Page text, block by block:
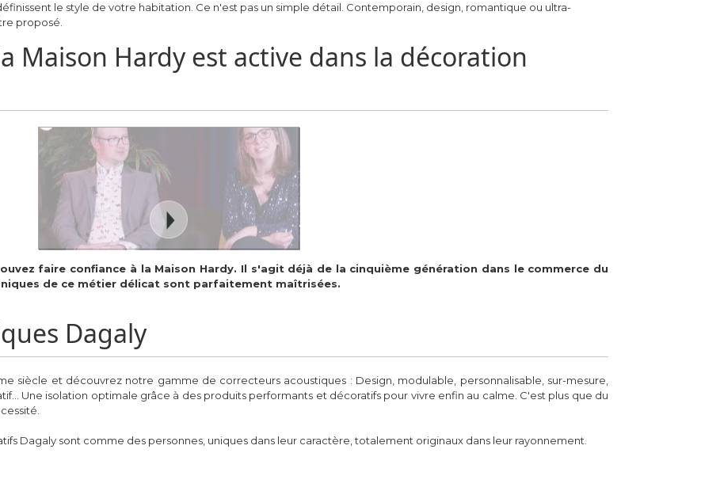
le style de votre habitation. Ce n'est pas un simple détail. Contemporain, design, romantique ou ultra-
proposé.
Maison Hardy est active dans la décoration
faire confiance à la Maison Hardy. Il s'agit déjà de la cinquième génération dans le commerce du
de ce métier délicat sont parfaitement maîtrisées.
Dagaly
siècle et découvrez notre gamme de correcteurs acoustiques : Design, modulable, personnalisable, sur-mesure,
Une isolation optimale grâce à des produits performants et décoratifs pour vivre enfin au calme. C'est plus que du
Dagaly sont comme des personnes, uniques dans leur caractère, totalement originaux dans leur rayonnement.